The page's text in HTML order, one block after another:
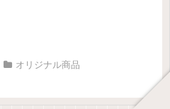
オリジナル商品